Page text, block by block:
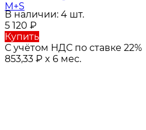
M+S
В наличии: 4 шт.
5 120 ₽
Купить
С учётом НДС по ставке 22%
853,33 ₽ x 6 мес.